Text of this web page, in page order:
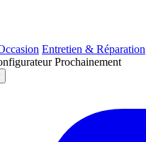
Entretien & Réparation
Prochainement